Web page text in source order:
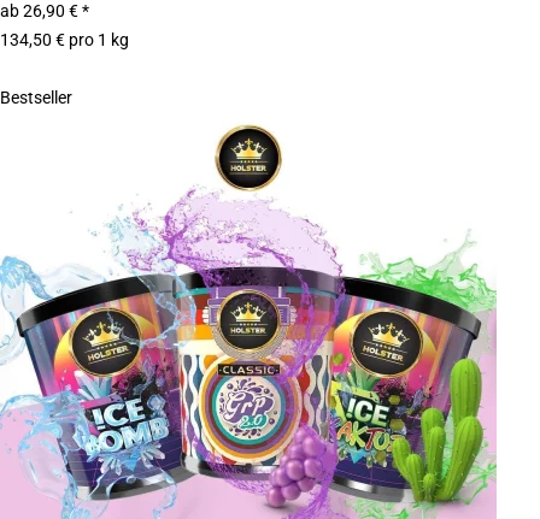
ab26,90 €*
134,50 € pro 1 kg
Bestseller